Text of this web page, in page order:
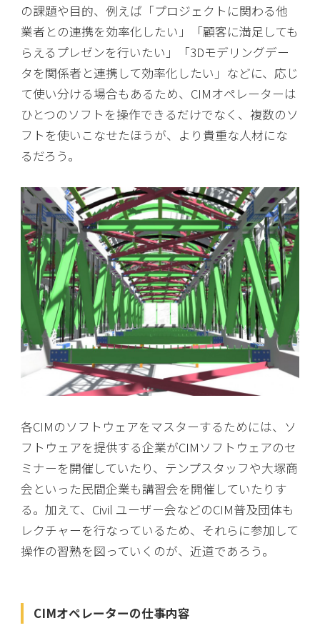
の課題や目的、例えば「プロジェクトに関わる他
業者との連携を効率化したい」「顧客に満足しても
らえるプレゼンを行いたい」「3Dモデリングデー
タを関係者と連携して効率化したい」などに、応じ
て使い分ける場合もあるため、CIMオペレーターは
ひとつのソフトを操作できるだけでなく、複数のソ
フトを使いこなせたほうが、より貴重な人材にな
るだろう。
各CIMのソフトウェアをマスターするためには、ソ
フトウェアを提供する企業がCIMソフトウェアのセ
ミナーを開催していたり、テンプスタッフや大塚商
会といった民間企業も講習会を開催していたりす
る。加えて、Civil ユーザー会などのCIM普及団体も
レクチャーを行なっているため、それらに参加して
操作の習熟を図っていくのが、近道であろう。
CIMオペレーターの仕事内容